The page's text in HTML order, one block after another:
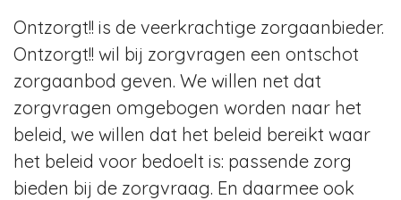
Ontzorgt!! is de veerkrachtige zorgaanbieder.
Ontzorgt!! wil bij zorgvragen een ontschot
zorgaanbod geven. We willen net dat
zorgvragen omgebogen worden naar het
beleid, we willen dat het beleid bereikt waar
het beleid voor bedoelt is: passende zorg
bieden bij de zorgvraag. En daarmee ook